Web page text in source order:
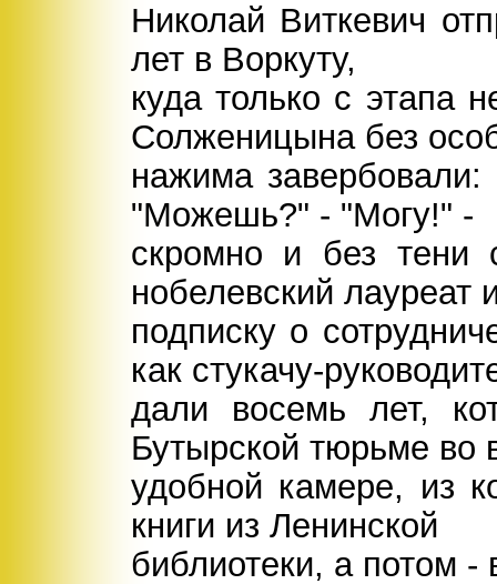
Николай Виткевич
лет в Воркуту,
куда только с этапа
Солженицына без
нажима
"Можешь?" - "Могу!" -
скромно и без тени
нобелевский лауреат
подписку о
как стукачу-
дали восемь лет,
Бутырской тюрьме во
удобной камере, из
книги из Ленинской
библиотеки, а потом